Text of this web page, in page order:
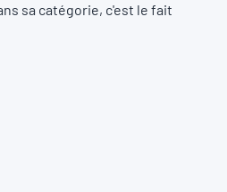
sa catégorie, c'est le fait